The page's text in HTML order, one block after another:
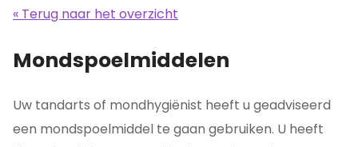
« Terug naar het overzicht
Mondspoelmiddelen
Uw tandarts of mondhygiënist heeft u geadviseerd
een mondspoelmiddel te gaan gebruiken. U heeft